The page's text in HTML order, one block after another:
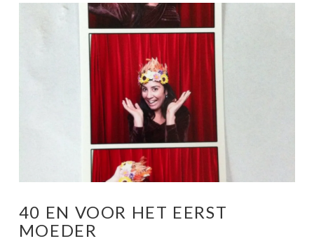
VIEW POST
40 EN VOOR HET EERST
MOEDER